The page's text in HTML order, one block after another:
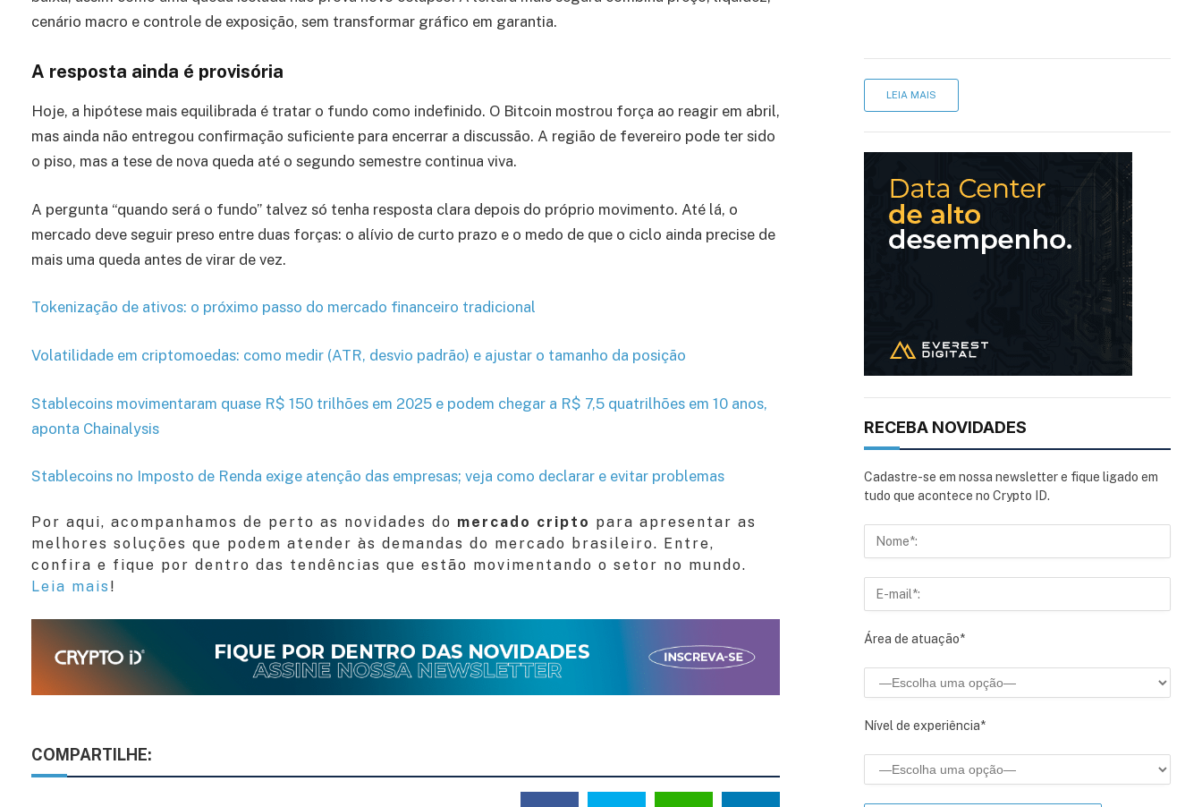
cenário macro e controle de exposição, sem transformar gráfico em garantia.
A resposta ainda é provisória
Hoje, a hipótese mais equilibrada é tratar o fundo como indefinido. O Bitcoin mostrou força ao reagir em abril,
mas ainda não entregou confirmação suficiente para encerrar a discussão. A região de fevereiro pode ter sido
o piso, mas a tese de nova queda até o segundo semestre continua viva.
A pergunta “quando será o fundo” talvez só tenha resposta clara depois do próprio movimento. Até lá, o
mercado deve seguir preso entre duas forças: o alívio de curto prazo e o medo de que o ciclo ainda precise de
mais uma queda antes de virar de vez.
Tokenização de ativos: o próximo passo do mercado financeiro tradicional
Volatilidade em criptomoedas: como medir (ATR, desvio padrão) e ajustar o tamanho da posição
Stablecoins movimentaram quase R$ 150 trilhões em 2025 e podem chegar a R$ 7,5 quatrilhões em 10 anos,
aponta Chainalysis
Stablecoins no Imposto de Renda exige atenção das empresas; veja como declarar e evitar problemas
Por aqui, acompanhamos de perto as novidades do mercado cripto para apresentar as
melhores soluções que podem atender às demandas do mercado brasileiro. Entre,
confira e fique por dentro das tendências que estão movimentando o setor no mundo.
Leia mais !
COMPARTILHE:
LEIA MAIS
RECEBA NOVIDADES
Cadastre-se em nossa newsletter e fique ligado em
tudo que acontece no Crypto ID.
Área de atuação*
Nível de experiência*